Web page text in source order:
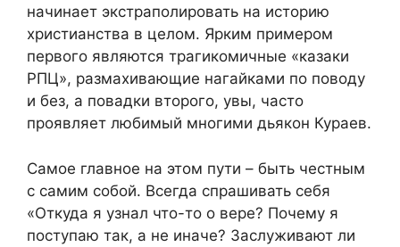
начинает экстраполировать на историю
христианства в целом. Ярким примером
первого являются трагикомичные «казаки
РПЦ», размахивающие нагайками по поводу
и без, а повадки второго, увы, часто
проявляет любимый многими дьякон Кураев.
Самое главное на этом пути – быть честным
с самим собой. Всегда спрашивать себя
«Откуда я узнал что-то о вере? Почему я
поступаю так, а не иначе? Заслуживают ли